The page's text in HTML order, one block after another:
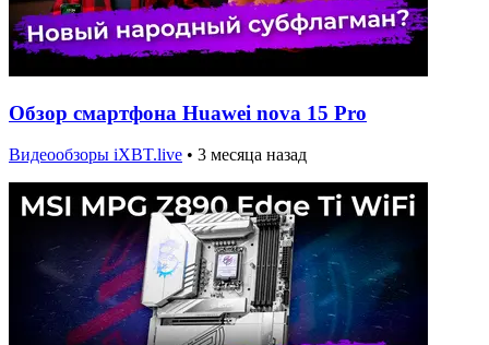
Обзор смартфона Huawei nova 15 Pro
Видеообзоры iXBT.live • 3 месяца назад